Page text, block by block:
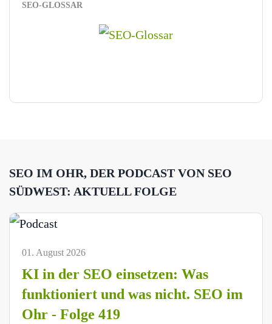
SEO-GLOSSAR
SEO IM OHR, DER PODCAST VON SEO
SÜDWEST: AKTUELL FOLGE
01. August 2026
KI in der SEO einsetzen: Was
funktioniert und was nicht. SEO im
Ohr - Folge 419